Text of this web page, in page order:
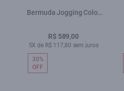
Bermuda Jogging Color
R$ 589,00
5X de R$ 117,80 sem juros
30%
OFF